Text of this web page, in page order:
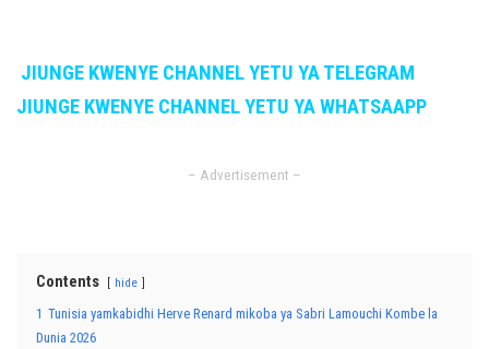
JIUNGE KWENYE CHANNEL YETU YA TELEGRAM
JIUNGE KWENYE CHANNEL YETU YA WHATSAAPP
– Advertisement –
Contents hide
1 Tunisia yamkabidhi Herve Renard mikoba ya Sabri Lamouchi Kombe la
Dunia 2026